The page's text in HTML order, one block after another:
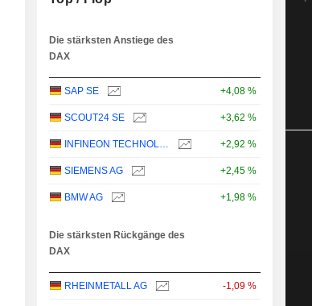
Die stärksten Anstiege des
DAX
SAP SE +4,08 %
SCOUT24 SE +3,62 %
INFINEON TECHNOLOGIES AG +2,92 %
SIEMENS AG +2,45 %
BMW AG +1,98 %
Die stärksten Rückgänge des
DAX
RHEINMETALL AG -1,09 %